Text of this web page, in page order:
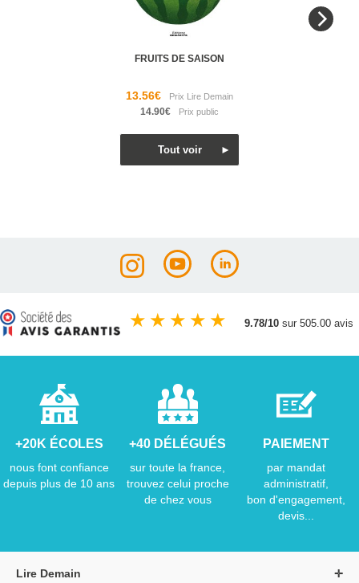
FRUITS DE SAISON
13.56€
14.90€
★ ★ ★ ★ ★ 9.78/10 sur 505.00 avis
+20K ÉCOLES
nous font confiance
depuis plus de 10 ans
+40 DÉLÉGUÉS
sur toute la france,
trouvez celui proche
de chez vous
PAIEMENT
par mandat
administratif,
bon d'engagement,
devis...
Lire Demain